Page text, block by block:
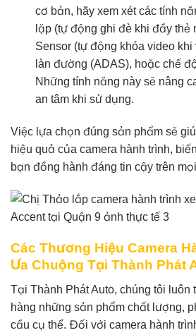
cơ bản, hãy xem xét các tính
lặp (tự động ghi đè khi đầy thẻ
Sensor (tự động khóa video
làn đường (ADAS), hoặc chế
Những tính năng này sẽ nâng
an tâm khi sử dụng.
Việc lựa chọn đúng sản phẩm sẽ
hiệu quả của camera hành trình,
bạn đồng hành đáng tin cậy trên
Các Thương Hiệu Camera
Ưa Chuộng Tại Thành Phát
Tại Thành Phát Auto, chúng tôi luôn
hàng những sản phẩm chất lượng,
cầu cụ thể. Đối với camera hành